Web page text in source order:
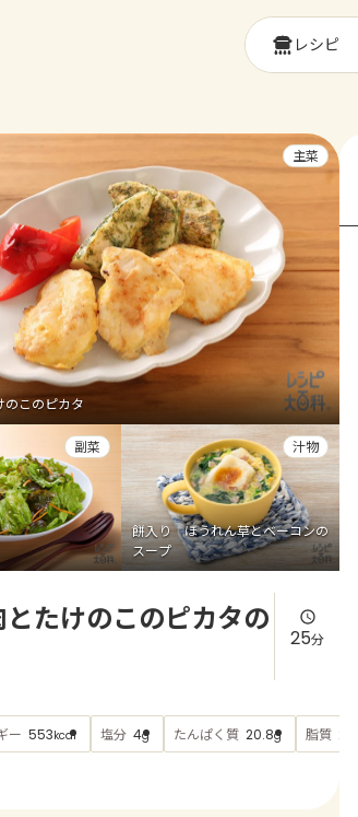
レシピ
のこのピカタ
主菜
副菜
餅入り ほうれん草とベーコンの
スープ
汁物
たけのこのピカタの
25分
ー 553kcal 塩分 4g たんぱく質 20.8g 脂質 25.3